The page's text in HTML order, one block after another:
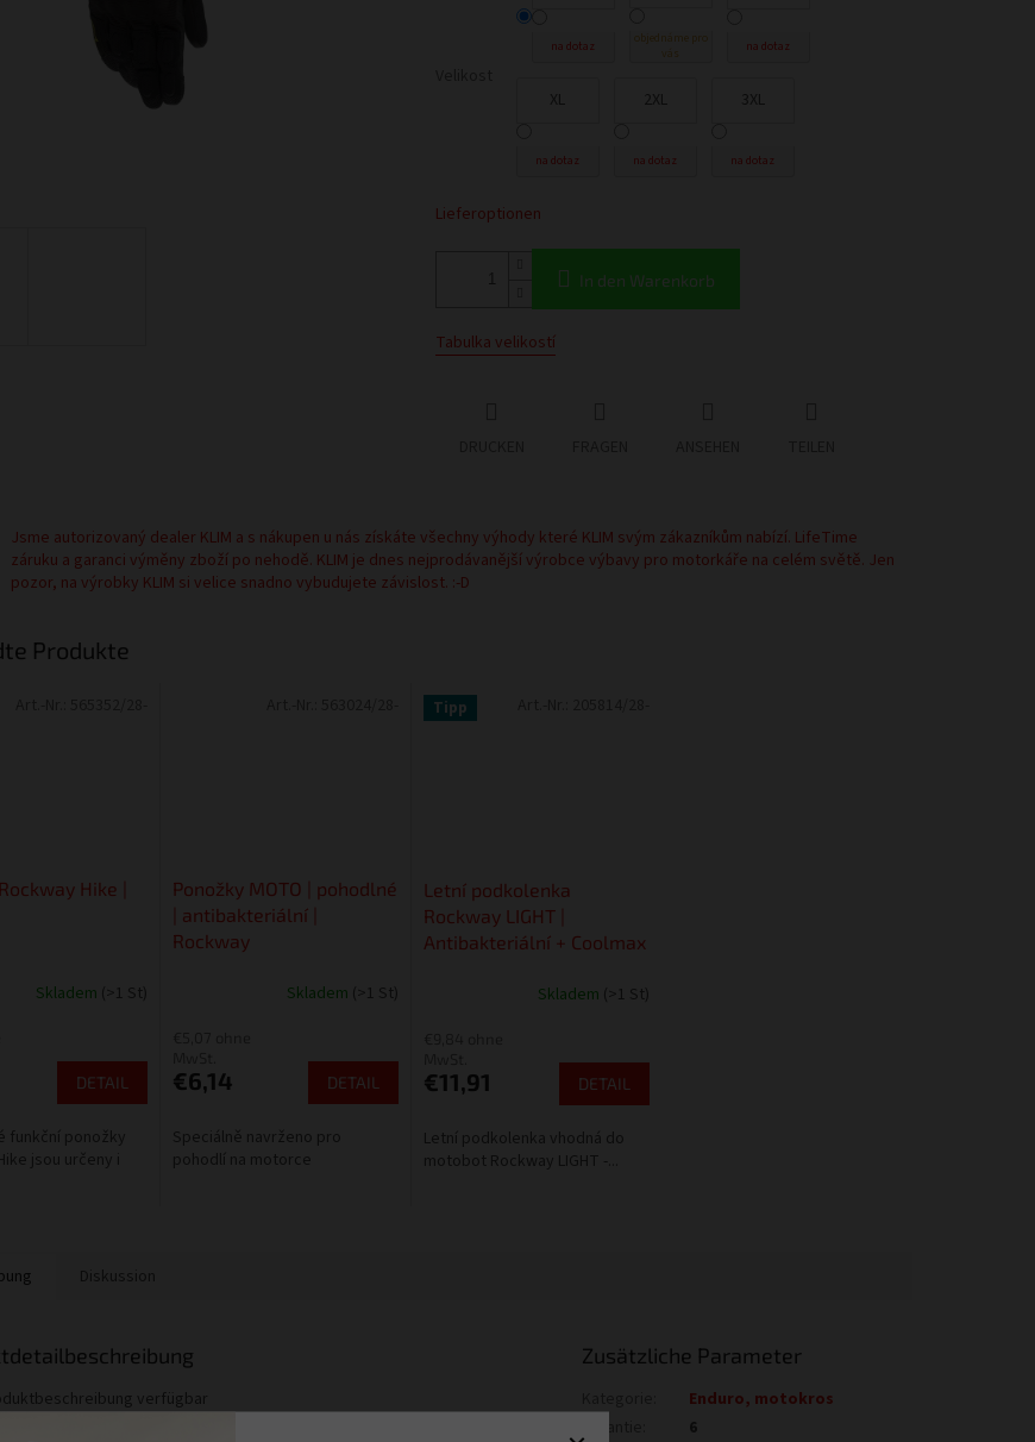
na dotaz
objednáme pro
vás
na dotaz
XL
na dotaz
2XL
na dotaz
3XL
na dotaz
Lieferoptionen
In den Warenkorb
Tabulka velikostí
Jsme autorizovaný dealer KLIM a s nákupen u nás získáte všechny výhody které KLIM svým zákazníkům nabízí. LifeTime
záruku a garanci výměny zboží po nehodě. KLIM je dnes nejprodávanější výrobce výbavy pro motorkáře na celém světě. Jen
pozor, na výrobky KLIM si velice snadno vybudujete závislost. :-D
Produkte
Hike |
Skladem (>1 St)
DETAIL
funkční ponožky
jsou určeny i
Ponožky MOTO | pohodlné
| antibakteriální |
Rockway
Skladem (>1 St)
€6,14 DETAIL
Speciálně navrženo pro
pohodlí na motorce
Tipp
Letní podkolenka
Rockway LIGHT |
Antibakteriální + Coolmax
Skladem (>1 St)
€11,91 DETAIL
Letní podkolenka vhodná do
motobot Rockway LIGHT -...
verfügbar
Zusätzliche Parameter
Enduro, motokros
6